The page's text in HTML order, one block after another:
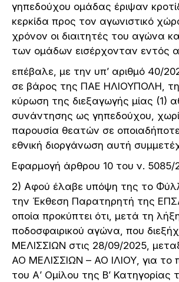
γηπεδούχου ομάδας έριψαν
κερκίδα προς τον αγωνιστικό
χρόνον οι διαιτητές του αγώνα
των ομάδων εισέρχονταν εντός
επέβαλε, με την υπ’ αριθμό 40/
σε βάρος της ΠΑΕ ΗΛΙΟΥΠΟΛΗ, τη
κύρωση της διεξαγωγής μίας (1)
συνάντησης ως γηπεδούχου,
παρουσία θεατών σε
εθνική διοργάνωση αυτή
Εφαρμογή άρθρου 10 του ν. 5085/
2) Αφού έλαβε υπόψη της το
την Έκθεση Παρατηρητή της
οποία προκύπτει ότι, μετά τη
ποδοσφαιρικού αγώνα, που
ΜΕΛΙΣΣΙΩΝ στις 28/09/2025,
ΑΟ ΜΕΛΙΣΣΙΩΝ – ΑΟ ΙΛΙΟΥ, για
του Α’ Ομίλου της Β’ Κατηγορίας